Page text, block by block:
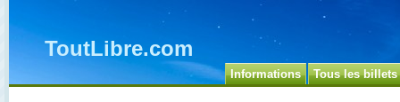
ToutLibre.com
Informations Tous les billets